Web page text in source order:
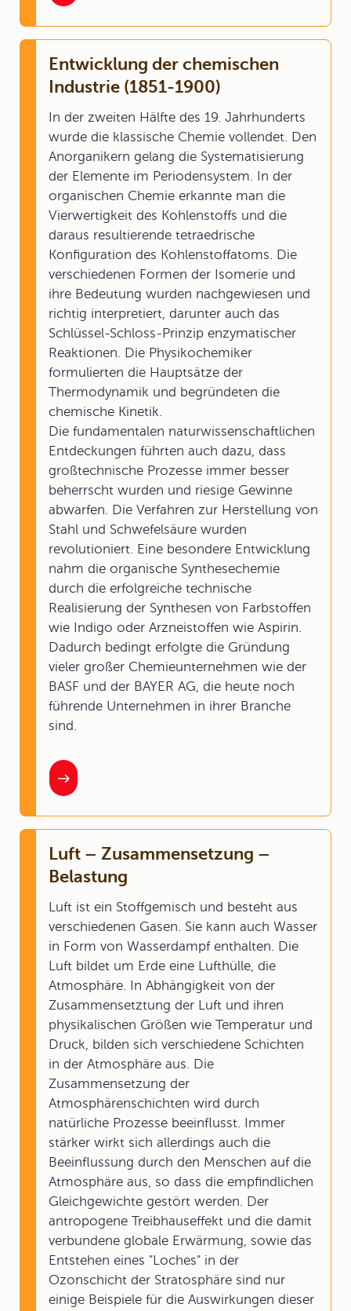
Entwicklung der chemischen
Industrie (1851-1900)
In der zweiten Hälfte des 19. Jahrhunderts
wurde die klassische Chemie vollendet. Den
Anorganikern gelang die Systematisierung
der Elemente im Periodensystem. In der
organischen Chemie erkannte man die
Vierwertigkeit des Kohlenstoffs und die
daraus resultierende tetraedrische
Konfiguration des Kohlenstoffatoms. Die
verschiedenen Formen der Isomerie und
ihre Bedeutung wurden nachgewiesen und
richtig interpretiert, darunter auch das
Schlüssel-Schloss-Prinzip enzymatischer
Reaktionen. Die Physikochemiker
formulierten die Hauptsätze der
Thermodynamik und begründeten die
chemische Kinetik.
Die fundamentalen naturwissenschaftlichen
Entdeckungen führten auch dazu, dass
großtechnische Prozesse immer besser
beherrscht wurden und riesige Gewinne
abwarfen. Die Verfahren zur Herstellung von
Stahl und Schwefelsäure wurden
revolutioniert. Eine besondere Entwicklung
nahm die organische Synthesechemie
durch die erfolgreiche technische
Realisierung der Synthesen von Farbstoffen
wie Indigo oder Arzneistoffen wie Aspirin.
Dadurch bedingt erfolgte die Gründung
vieler großer Chemieunternehmen wie der
BASF und der BAYER AG, die heute noch
führende Unternehmen in ihrer Branche
sind.
Luft – Zusammensetzung –
Belastung
Luft ist ein Stoffgemisch und besteht aus
verschiedenen Gasen. Sie kann auch Wasser
in Form von Wasserdampf enthalten. Die
Luft bildet um Erde eine Lufthülle, die
Atmosphäre. In Abhängigkeit von der
Zusammensetztung der Luft und ihren
physikalischen Größen wie Temperatur und
Druck, bilden sich verschiedene Schichten
in der Atmosphäre aus. Die
Zusammensetzung der
Atmosphärenschichten wird durch
natürliche Prozesse beeinflusst. Immer
stärker wirkt sich allerdings auch die
Beeinflussung durch den Menschen auf die
Atmosphäre aus, so dass die empfindlichen
Gleichgewichte gestört werden. Der
antropogene Treibhauseffekt und die damit
verbundene globale Erwärmung, sowie das
Entstehen eines "Loches" in der
Ozonschicht der Stratosphäre sind nur
einige Beispiele für die Auswirkungen dieser